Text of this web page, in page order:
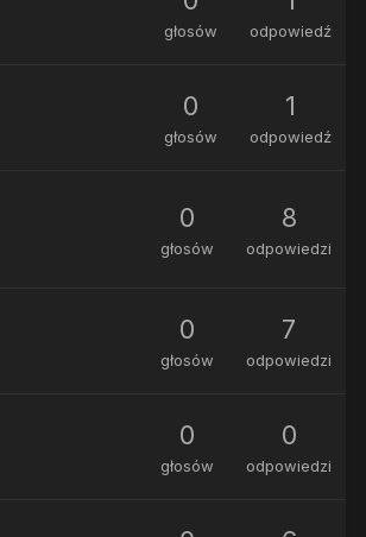
głosów odpowiedź
0
głosów
1
odpowiedź
0
głosów
8
odpowiedzi
0
głosów
7
odpowiedzi
0
głosów
0
odpowiedzi